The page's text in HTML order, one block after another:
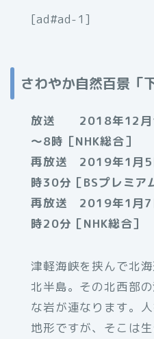
[ad#ad-1]
さわやか自然百景「
放送 2018年12月
～8時［NHK総合］
再放送 2019年1月5
時30分［BSプレミア
再放送 2019年1月7
時20分［NHK総合］
津軽海峡を挟んで北
北半島。その北西部
な岩が連なります。
地形ですが、そこは